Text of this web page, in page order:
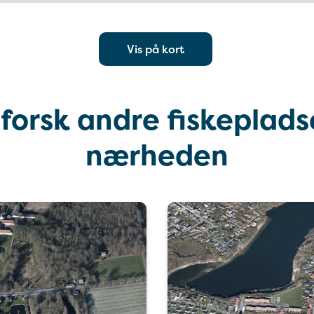
Vis på kort
andre
nærheden